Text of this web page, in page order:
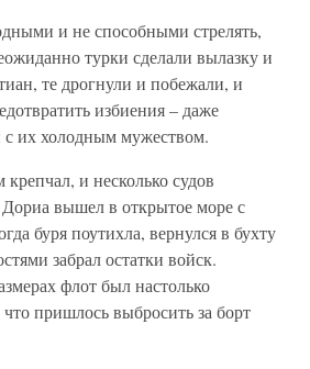
и не способными стрелять,
турки сделали вылазку и
те дрогнули и побежали, и
избиения – даже
с их холодным мужеством.
и несколько судов
вышел в открытое море с
буря поутихла, вернулся в бухту
забрал остатки войск.
флот был настолько
пришлось выбросить за борт